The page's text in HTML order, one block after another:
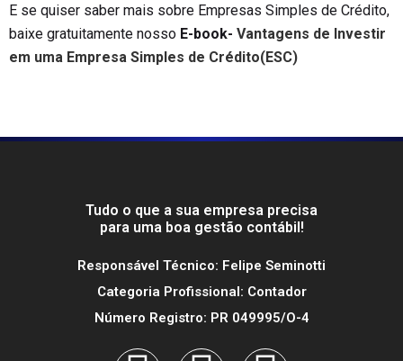
E se quiser saber mais sobre Empresas Simples de Crédito,
baixe gratuitamente nosso E-book- Vantagens de Investir
em uma Empresa Simples de Crédito(ESC)
Tudo o que a sua empresa precisa
para uma boa gestão contábil!
Responsável Técnico: Felipe Seminotti
Categoria Profissional: Contador
Número Registro: PR 049995/O-4